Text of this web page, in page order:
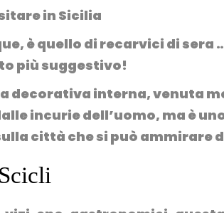
è quello di recarvici di sera
più suggestivo!
decorativa interna, venuta
incurie dell’uomo, ma è
città che si può ammirare